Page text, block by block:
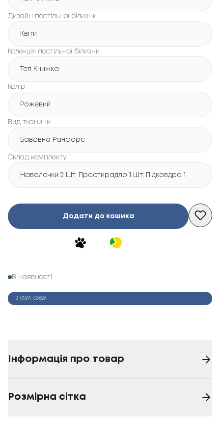
Дизайн постільної білизни
Квіти
Колекція постільної білизни
Теп Книжка
Колір
Рожевий
Вид тканини
Бавовна Ранфорс
Склад комплекту
Наволочки 2 Шт, Простирадло 1 Шт, Підковдра 1 Шт
Додати до кошика
В наявності
2-01691_06828
Інформація про товар
Розмірна сітка